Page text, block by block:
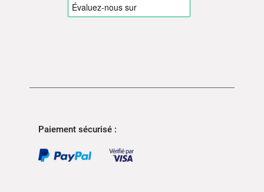
Paiement sécurisé :